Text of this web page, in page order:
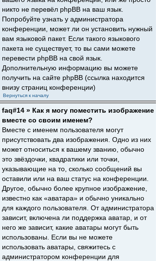
никто не перевёл phpBB на ваш язык.
Попробуйте узнать у администратора
конференции, может ли он установить нужный
вам языковой пакет. Если такого языкового
пакета не существует, то вы сами можете
перевести phpBB на свой язык.
Дополнительную информацию вы можете
получить на сайте phpBB (ссылка находится
внизу страниц конференции)
Вернуться к началу
faq#14 » Как я могу поместить изображение
вместе со своим именем?
Вместе с именем пользователя могут
присутствовать два изображения. Одно из них
может относиться к вашему званию, обычно
это звёздочки, квадратики или точки,
указывающие на то, сколько сообщений вы
оставили или на ваш статус на конференции.
Другое, обычно более крупное изображение,
известно как «аватара» и обычно уникально
для каждого пользователя. От администратора
зависит, включена ли поддержка аватар, и от
него же зависит, какие аватары могут быть
использованы. Если вы не можете
использовать аватары, свяжитесь с
администратором конференции для